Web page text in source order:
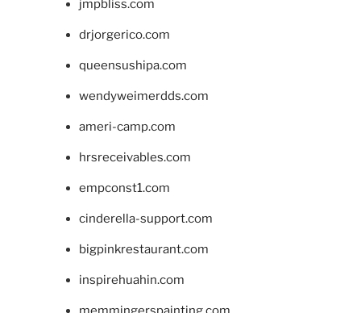
jmpbliss.com
drjorgerico.com
queensushipa.com
wendyweimerdds.com
ameri-camp.com
hrsreceivables.com
empconst1.com
cinderella-support.com
bigpinkrestaurant.com
inspirehuahin.com